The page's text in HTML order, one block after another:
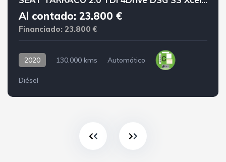
Al contado: 23.800 €
Financiado: 23.800 €
2020 130.000 kms Automático
Diésel